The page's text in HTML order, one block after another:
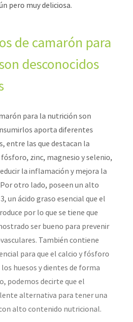
pero muy deliciosa.
de camarón para
desconocidos
para la nutrición son
aporta diferentes
entre las que destacan la
zinc, magnesio y selenio,
la inflamación y mejora la
otro lado, poseen un alto
un ácido graso esencial que el
por lo que se tiene que
ser bueno para prevenir
También contiene
para que el calcio y fósforo
huesos y dientes de forma
podemos decirte que el
alternativa para tener una
alto contenido nutricional.